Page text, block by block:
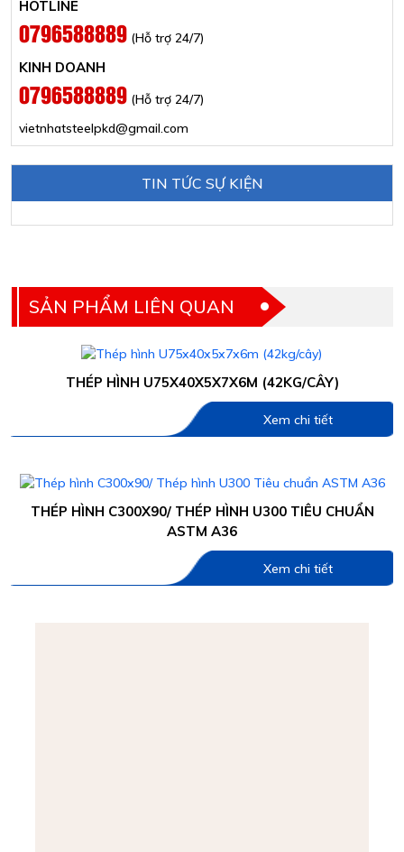
HOTLINE
0796588889 (Hỗ trợ 24/7)
KINH DOANH
0796588889 (Hỗ trợ 24/7)
vietnhatsteelpkd@gmail.com
TIN TỨC SỰ KIỆN
SẢN PHẨM LIÊN QUAN
THÉP HÌNH U75X40X5X7X6M (42KG/CÂY)
Xem chi tiết
THÉP HÌNH C300X90/ THÉP HÌNH U300 TIÊU CHUẨN
ASTM A36
Xem chi tiết